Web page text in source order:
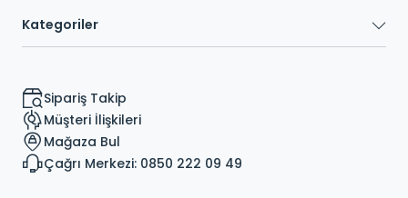
Kategoriler
Sipariş Takip
Müşteri İlişkileri
Mağaza Bul
Çağrı Merkezi: 0850 222 09 49